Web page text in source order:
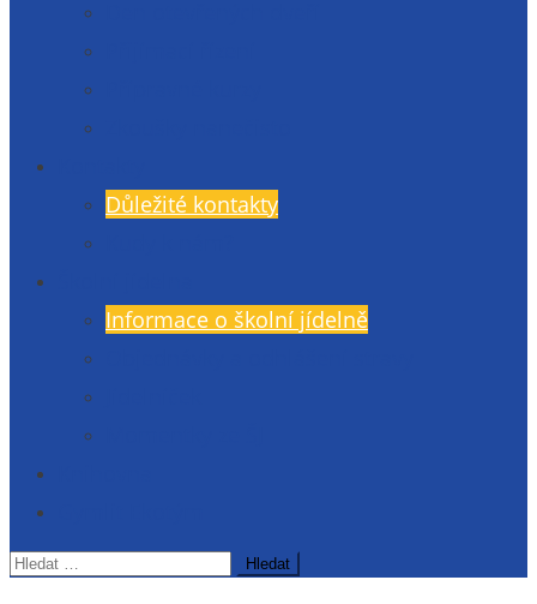
Důležité kontakty
Informace o školní jídelně
Vyhledávání